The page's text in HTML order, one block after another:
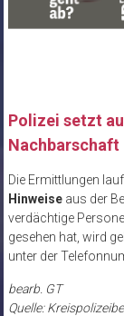
Polizei setzt
Nachbarschaft
Die Ermittlungen
Hinweiseaus der
verdächtige
gesehen hat, wird
unter der
bearb. GT
Quelle: